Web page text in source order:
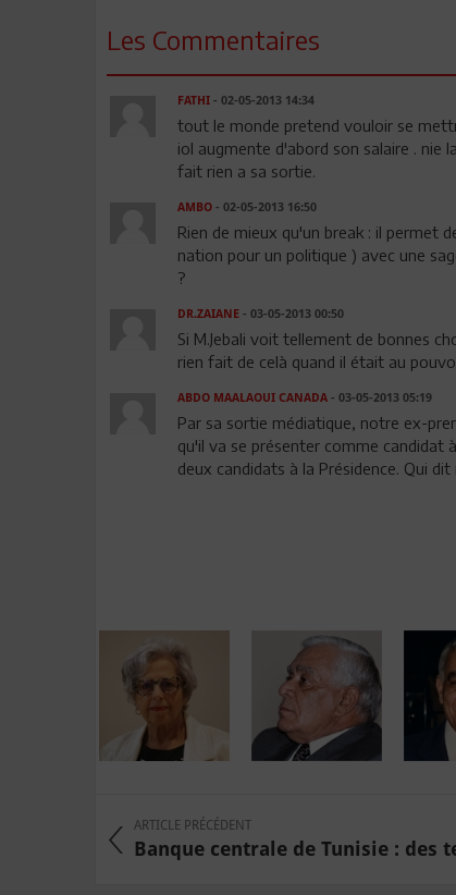
Les Commentaires
FATHI- 02-05-2013 14:34
tout le monde pretend vouloir se
iol augmente d'abord son salaire . nie
fait rien a sa sortie.
AMBO- 02-05-2013 16:50
Rien de mieux qu'un break : il permet
nation pour un politique ) avec une
?
DR.ZAIANE- 03-05-2013 00:50
Si M.Jebali voit tellement de bonnes
rien fait de celà quand il était au
ABDO MAALAOUI CANADA- 03-05-2013 05:19
Par sa sortie médiatique, notre ex-
qu'il va se présenter comme candidat
deux candidats à la Présidence. Qui dit
ARTICLE PRÉCÉDENT
Banque centrale de Tunisie : des